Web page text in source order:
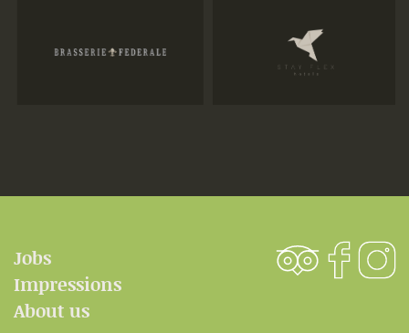
Jobs
Impressions
About us